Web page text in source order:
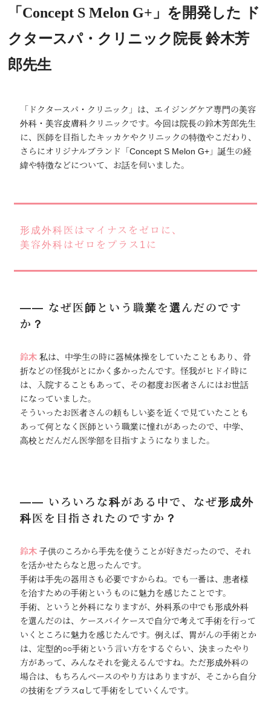
「Concept S Melon G+」を開発した ド
クタースパ・クリニック院長 鈴木芳
郎先生
「ドクタースパ・クリニック」は、エイジングケア専門の美容
外科・美容皮膚科クリニックです。今回は院長の鈴木芳郎先生
に、医師を目指したキッカケやクリニックの特徴やこだわり、
さらにオリジナルブランド「Concept S Melon G+」誕生の経
緯や特徴などについて、お話を伺いました。
形成外科医はマイナスをゼロに、
美容外科はゼロをプラス1に
―― なぜ医師という職業を選んだのです
か？
鈴木私は、中学生の時に器械体操をしていたこともあり、骨
折などの怪我がとにかく多かったんです。怪我がヒドイ時に
は、入院することもあって、その都度お医者さんにはお世話
になっていました。
そういったお医者さんの頼もしい姿を近くで見ていたことも
あって何となく医師という職業に憧れがあったので、中学、
高校とだんだん医学部を目指すようになりました。
―― いろいろな科がある中で、なぜ形成外
科医を目指されたのですか？
鈴木子供のころから手先を使うことが好きだったので、それ
を活かせたらなと思ったんです。
手術は手先の器用さも必要ですからね。でも一番は、患者様
を治すための手術というものに魅力を感じたことです。
手術、というと外科になりますが、外科系の中でも形成外科
を選んだのは、ケースバイケースで自分で考えて手術を行って
いくところに魅力を感じたんです。例えば、胃がんの手術とか
は、定型的○○手術という言い方をするぐらい、決まったやり
方があって、みんなそれを覚えるんですね。ただ形成外科の
場合は、もちろんベースのやり方はありますが、そこから自分
の技術をプラスαして手術をしていくんです。